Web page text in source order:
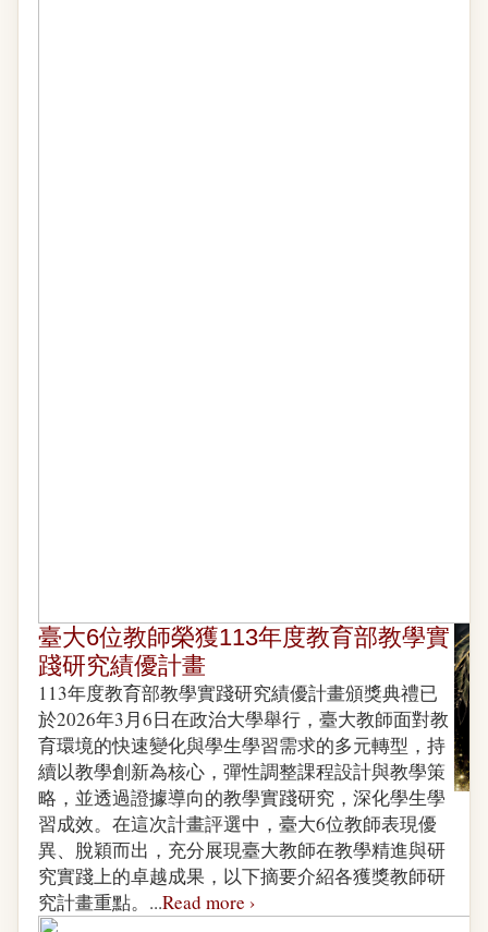
臺大6位教師榮獲113年度教育部教學實
踐研究績優計畫
113年度教育部教學實踐研究績優計畫頒獎典禮已
於2026年3月6日在政治大學舉行，臺大教師面對教
育環境的快速變化與學生學習需求的多元轉型，持
續以教學創新為核心，彈性調整課程設計與教學策
略，並透過證據導向的教學實踐研究，深化學生學
習成效。在這次計畫評選中，臺大6位教師表現優
異、脫穎而出，充分展現臺大教師在教學精進與研
究實踐上的卓越成果，以下摘要介紹各獲獎教師研
究計畫重點。...Read more ›